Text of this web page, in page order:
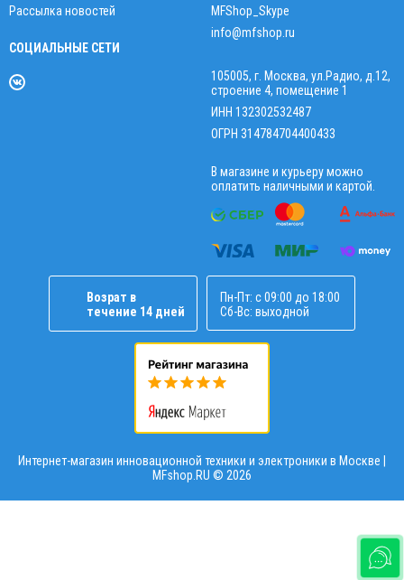
Рассылка новостей
СОЦИАЛЬНЫЕ СЕТИ
MFShop_Skype
info@mfshop.ru
105005, г. Москва, ул.Радио, д.12,
строение 4, помещение 1
ИНН 132302532487
ОГРН 314784704400433
В магазине и курьеру можно
оплатить наличными и картой.
Возрат в
течение 14 дней
Пн-Пт: с 09:00 до 18:00
Сб-Вс: выходной
Интернет-магазин инновационной техники и электроники в Москве |
MFshop.RU © 2026